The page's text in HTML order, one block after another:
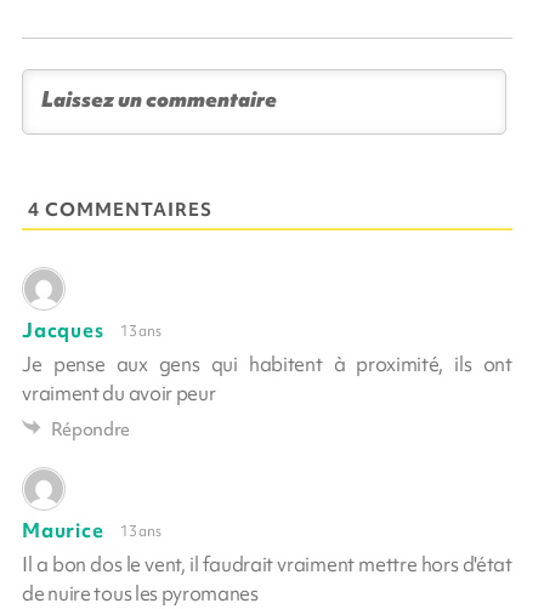
4 COMMENTAIRES
Jacques 13 ans
Je pense aux gens qui habitent à proximité, ils ont
vraiment du avoir peur
Répondre
Maurice 13 ans
Il a bon dos le vent, il faudrait vraiment mettre hors d'état
de nuire tous les pyromanes